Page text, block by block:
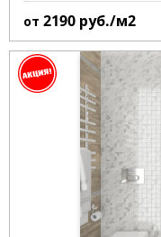
от 2190 руб./м2